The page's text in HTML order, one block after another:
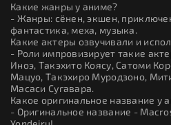
Какие жанры у аниме?
- Жанры: сёнен, экшен,
фантастика, меха, музыка.
Какие актеры озвучивали и
- Роли импровизирует такие
Иноэ, Такэхито Коясу, Сатоми
Мацуо, Такэхиро Муродзоно,
Масаси Сугавара.
Какое оригинальное название у
- Оригинальное название -